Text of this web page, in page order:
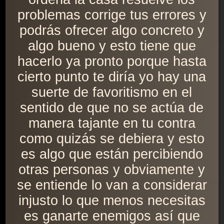
problemas corrige tus errores y
podrás ofrecer algo concreto y
algo bueno y esto tiene que
hacerlo ya pronto porque hasta
cierto punto te diría yo hay una
suerte de favoritismo en el
sentido de que no se actúa de
manera tajante en tu contra
como quizás se debiera y esto
es algo que están percibiendo
otras personas y obviamente y
se entiende lo van a considerar
injusto lo que menos necesitas
es ganarte enemigos así que